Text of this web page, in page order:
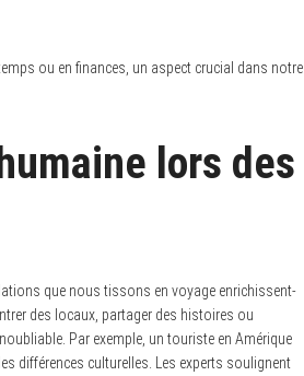
ou en finances, un aspect crucial dans notre
lors des
que nous tissons en voyage enrichissent-
des locaux, partager des histoires ou
Par exemple, un touriste en Amérique
différences culturelles. Les experts soulignent